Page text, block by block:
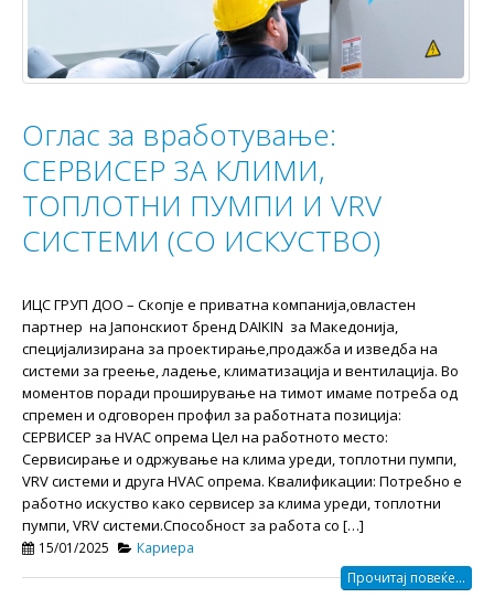
Оглас за вработување:
СЕРВИСЕР ЗА КЛИМИ,
ТОПЛОТНИ ПУМПИ И VRV
СИСТЕМИ (СО ИСКУСТВО)
ИЦС ГРУП ДОО – Скопје e приватна компанија,овластен
партнер на Јапонскиот бренд DAIKIN за Македонија,
специјализирана за проектирање,продажба и изведба на
системи за греење, ладење, климатизација и вентилација. Во
моментов поради проширување на тимот имаме потреба од
спремен и одговорен профил за работната позиција:
СЕРВИСЕР за HVAC опрема Цел на работното место:
Сервисирање и одржување на клима уреди, топлотни пумпи,
VRV системи и друга HVAC опрема. Квалификации: Потребно е
работно искуство како сервисер за клима уреди, топлотни
пумпи, VRV системи.Способност за работа со […]
15/01/2025 Кариера
Прочитај повеќе...